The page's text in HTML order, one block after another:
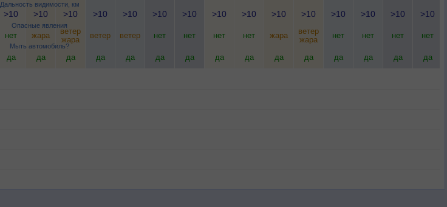
Дальность видимости, км
Опасные явления
Мыть автомобиль?
>10 >10 >10 >10 >10 >10 >10 >10 >10 >10 >10 >10 >10 >10 >10
нет жара
ветер
жара
ветер ветер нет нет нет нет жара
ветер
жара
нет нет нет нет
да да да да да да да да да да да да да да да